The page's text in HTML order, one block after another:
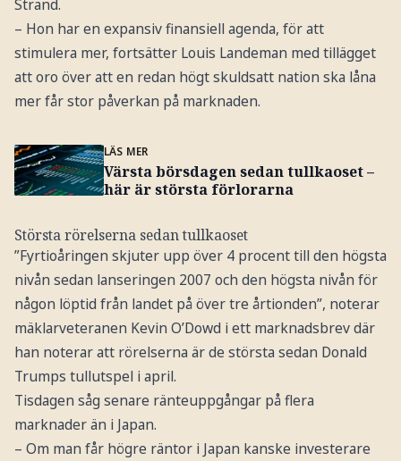
Strand.
– Hon har en expansiv finansiell agenda, för att
stimulera mer, fortsätter Louis Landeman med tillägget
att oro över att en redan högt skuldsatt nation ska låna
mer får stor påverkan på marknaden.
LÄS MER
Värsta börsdagen sedan tullkaoset –
här är största förlorarna
Största rörelserna sedan tullkaoset
”Fyrtioåringen skjuter upp över 4 procent till den högsta
nivån sedan lanseringen 2007 och den högsta nivån för
någon löptid från landet på över tre årtionden”, noterar
mäklarveteranen Kevin O’Dowd i ett marknadsbrev där
han noterar att rörelserna är de största sedan Donald
Trumps tullutspel i april.
Tisdagen såg senare ränteuppgångar på flera
marknader än i Japan.
– Om man får högre räntor i Japan kanske investerare